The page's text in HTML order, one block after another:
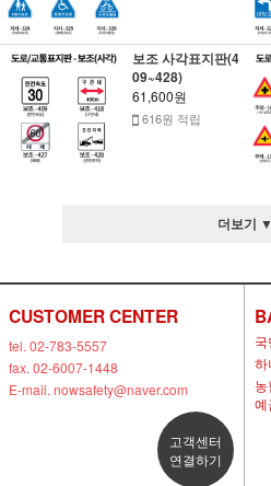
보조 사각표지판(4
09~428)
61,600원
616원 적립
더보기 ▼
CUSTOMER CENTER
tel. 02-783-5557
fax. 02-6007-1448
E-mail. nowsafety@naver.com
고객센터
연결하기
예